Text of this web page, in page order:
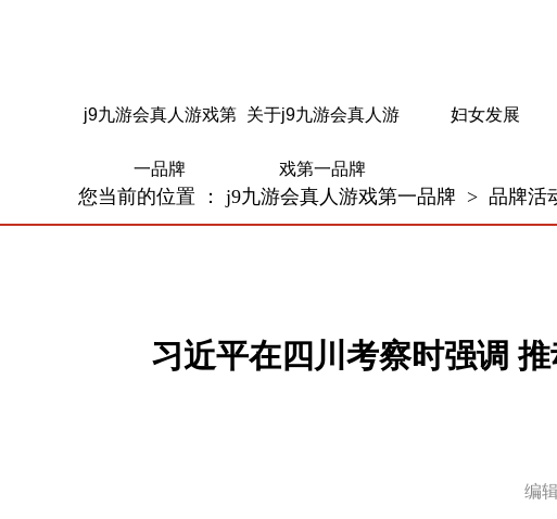
j9九游会真人游戏第
一品牌
关于j9九游会真人游
戏第一品牌
妇女发展
您当前的位置 ： j9九游会真人游戏第一品牌 > 品牌活
习近平在四川考察时强调
编